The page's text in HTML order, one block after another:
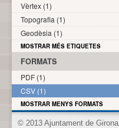
Vèrtex (1)
Topografia (1)
Geodèsia (1)
MOSTRAR MÉS ETIQUETES
FORMATS
PDF (1)
CSV (1)
MOSTRAR MENYS FORMATS
© 2013 Ajuntament de Girona